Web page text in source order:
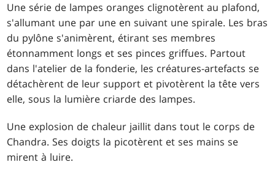
Une série de lampes oranges clignotèrent au plafond,
s'allumant une par une en suivant une spirale. Les bras
du pylône s'animèrent, étirant ses membres
étonnamment longs et ses pinces griffues. Partout
dans l'atelier de la fonderie, les créatures-artefacts se
détachèrent de leur support et pivotèrent la tête vers
elle, sous la lumière criarde des lampes.
Une explosion de chaleur jaillit dans tout le corps de
Chandra. Ses doigts la picotèrent et ses mains se
mirent à luire.